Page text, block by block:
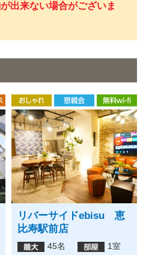
出来ない場合がございま
リバーサイドebisu 恵
比寿駅前店
45名
1室